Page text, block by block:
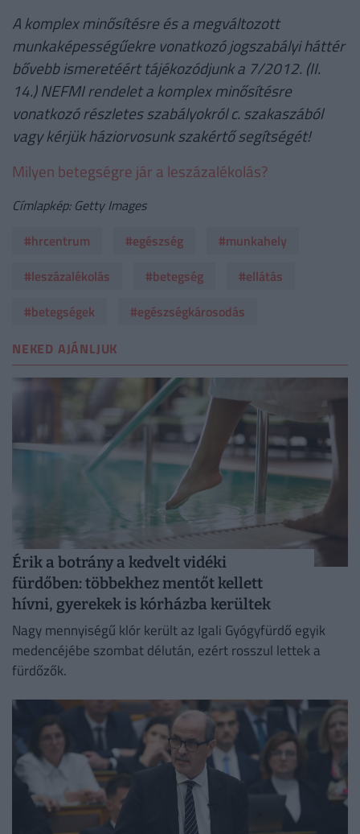
A komplex minősítésre és a megváltozott
munkaképességűekre vonatkozó jogszabályi háttér
bővebb ismeretéért tájékozódjunk a 7/2012. (II.
14.) NEFMI rendelet a komplex minősítésre
vonatkozó részletes szabályokról c. szakaszából
vagy kérjük háziorvosunk szakértő segítségét!
Milyen betegségre jár a leszázalékolás?
Címlapkép: Getty Images
#hrcentrum
#egészség
#munkahely
#leszázalékolás
#betegség
#ellátás
#betegségek
#egészségkárosodás
NEKED AJÁNLJUK
Érik a botrány a kedvelt vidéki
fürdőben: többekhez mentőt kellett
hívni, gyerekek is kórházba kerültek
Nagy mennyiségű klór került az Igali Gyógyfürdő egyik
medencéjébe szombat délután, ezért rosszul lettek a
fürdőzők.